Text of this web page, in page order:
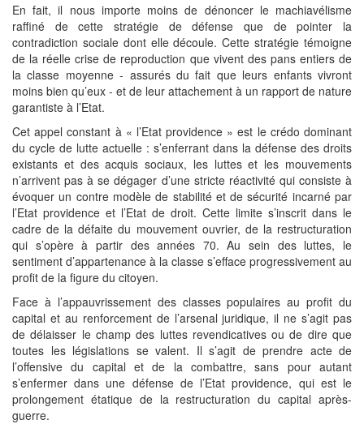
En fait, il nous importe moins de dénoncer le machiavélisme
raffiné de cette stratégie de défense que de pointer la
contradiction sociale dont elle découle. Cette stratégie témoigne
de la réelle crise de reproduction que vivent des pans entiers de
la classe moyenne - assurés du fait que leurs enfants vivront
moins bien qu’eux - et de leur attachement à un rapport de nature
garantiste à l’Etat.
Cet appel constant à « l’Etat providence » est le crédo dominant
du cycle de lutte actuelle : s’enferrant dans la défense des droits
existants et des acquis sociaux, les luttes et les mouvements
n’arrivent pas à se dégager d’une stricte réactivité qui consiste à
évoquer un contre modèle de stabilité et de sécurité incarné par
l’Etat providence et l’Etat de droit. Cette limite s’inscrit dans le
cadre de la défaite du mouvement ouvrier, de la restructuration
qui s’opère à partir des années 70. Au sein des luttes, le
sentiment d’appartenance à la classe s’efface progressivement au
profit de la figure du citoyen.
Face à l’appauvrissement des classes populaires au profit du
capital et au renforcement de l’arsenal juridique, il ne s’agit pas
de délaisser le champ des luttes revendicatives ou de dire que
toutes les législations se valent. Il s’agit de prendre acte de
l’offensive du capital et de la combattre, sans pour autant
s’enfermer dans une défense de l’Etat providence, qui est le
prolongement étatique de la restructuration du capital après-
guerre.